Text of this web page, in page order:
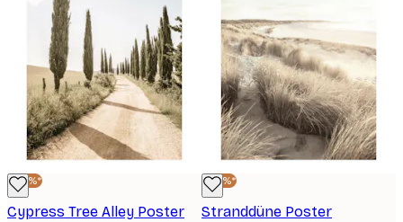
-40%*
Cypress Tree Alley Poster
-40%*
Stranddüne Poster